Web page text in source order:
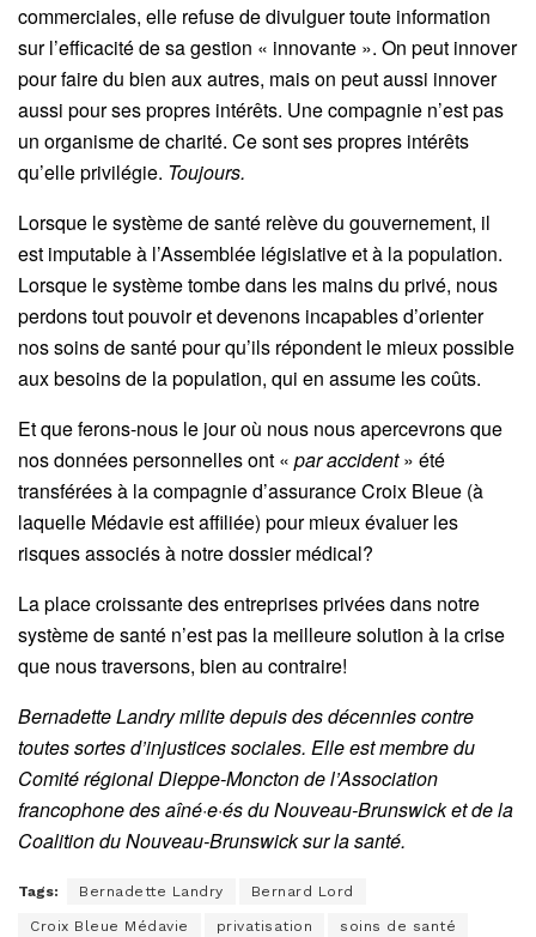
commerciales, elle refuse de divulguer toute information
sur l’efficacité de sa gestion « innovante ». On peut innover
pour faire du bien aux autres, mais on peut aussi innover
aussi pour ses propres intérêts. Une compagnie n’est pas
un organisme de charité. Ce sont ses propres intérêts
qu’elle privilégie. Toujours.
Lorsque le système de santé relève du gouvernement, il
est imputable à l’Assemblée législative et à la population.
Lorsque le système tombe dans les mains du privé, nous
perdons tout pouvoir et devenons incapables d’orienter
nos soins de santé pour qu’ils répondent le mieux possible
aux besoins de la population, qui en assume les coûts.
Et que ferons-nous le jour où nous nous apercevrons que
nos données personnelles ont « par accident» été
transférées à la compagnie d’assurance Croix Bleue (à
laquelle Médavie est affiliée) pour mieux évaluer les
risques associés à notre dossier médical?
La place croissante des entreprises privées dans notre
système de santé n’est pas la meilleure solution à la crise
que nous traversons, bien au contraire!
Bernadette Landry milite depuis des décennies contre
toutes sortes d’injustices sociales. Elle est membre du
Comité régional Dieppe-Moncton de l’Association
francophone des aîné·e·és du Nouveau-Brunswick et de la
Coalition du Nouveau-Brunswick sur la santé.
Tags: Bernadette Landry Bernard Lord
Croix Bleue Médavie privatisation soins de santé